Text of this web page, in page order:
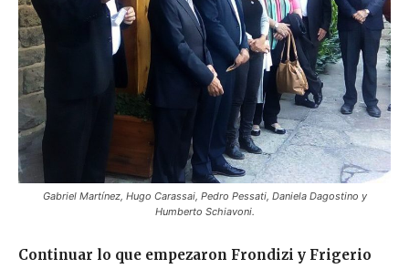
Gabriel Martínez, Hugo Carassai, Pedro Pessati, Daniela Dagostino y
Humberto Schiavoni.
Continuar lo que empezaron Frondizi y Frigerio